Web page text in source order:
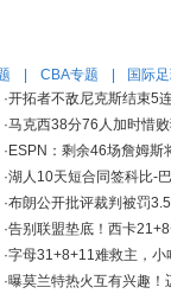
CBA专题
国际
·开拓者不敌尼克斯结束5
·马克西38分76人加时惜
· ESPN：剩余46场詹姆斯
·湖人10天短合同签科比-
·布朗公开批评裁判被罚
·告别联盟垫底！西卡
·字母31+8+11难救主，
·曝莫兰特热火互有兴趣！